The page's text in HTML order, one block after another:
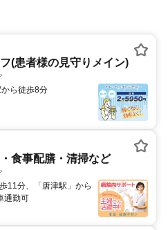
(患者様の見守りメイン)
ら徒歩8分
食事配膳・清掃など
11分、「唐津駅」から
通勤可